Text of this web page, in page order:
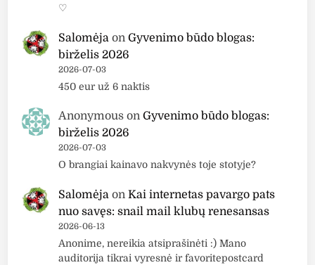
♡
Salomėja onGyvenimo būdo blogas:
birželis 2026
2026-07-03
450 eur už 6 naktis
Anonymous onGyvenimo būdo blogas:
birželis 2026
2026-07-03
O brangiai kainavo nakvynės toje stotyje?
Salomėja onKai internetas pavargo pats
nuo savęs: snail mail klubų renesansas
2026-06-13
Anonime, nereikia atsiprašinėti :) Mano
auditorija tikrai vyresnė ir favoritepostcard